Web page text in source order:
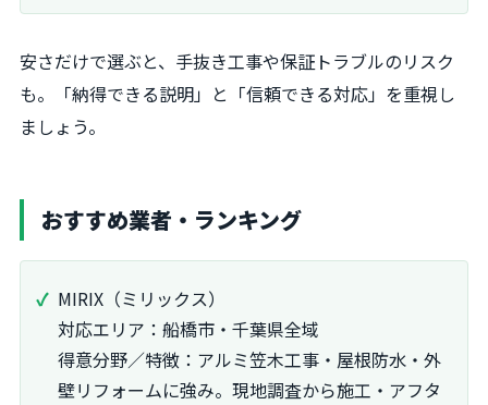
安さだけで選ぶと、手抜き工事や保証トラブルのリスク
も。「納得できる説明」と「信頼できる対応」を重視し
ましょう。
おすすめ業者・ランキング
MIRIX（ミリックス）
対応エリア：船橋市・千葉県全域
得意分野／特徴：アルミ笠木工事・屋根防水・外
壁リフォームに強み。現地調査から施工・アフタ